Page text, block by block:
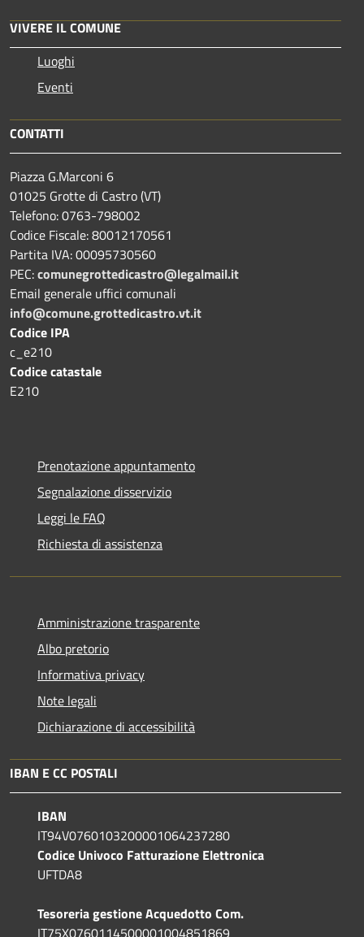
VIVERE IL COMUNE
Luoghi
Eventi
CONTATTI
Piazza G.Marconi 6
01025 Grotte di Castro (VT)
Telefono: 0763-798002
Codice Fiscale: 80012170561
Partita IVA: 00095730560
PEC:comunegrottedicastro@legalmail.it
Email generale uffici comunali
info@comune.grottedicastro.vt.it
Codice IPA
c_e210
Codice catastale
E210
Prenotazione appuntamento
Segnalazione disservizio
Leggi le FAQ
Richiesta di assistenza
Amministrazione trasparente
Albo pretorio
Informativa privacy
Note legali
Dichiarazione di accessibilità
IBAN E CC POSTALI
IBAN
IT94V0760103200001064237280
Codice Univoco Fatturazione Elettronica
UFTDA8
Tesoreria gestione Acquedotto Com.